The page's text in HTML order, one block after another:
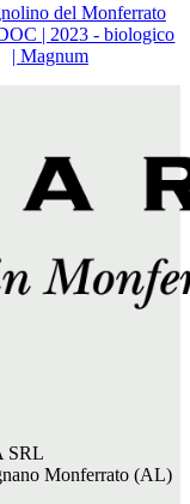
del Monferrato
| 2023 - biologico
| Magnum
SRL
Monferrato (AL)